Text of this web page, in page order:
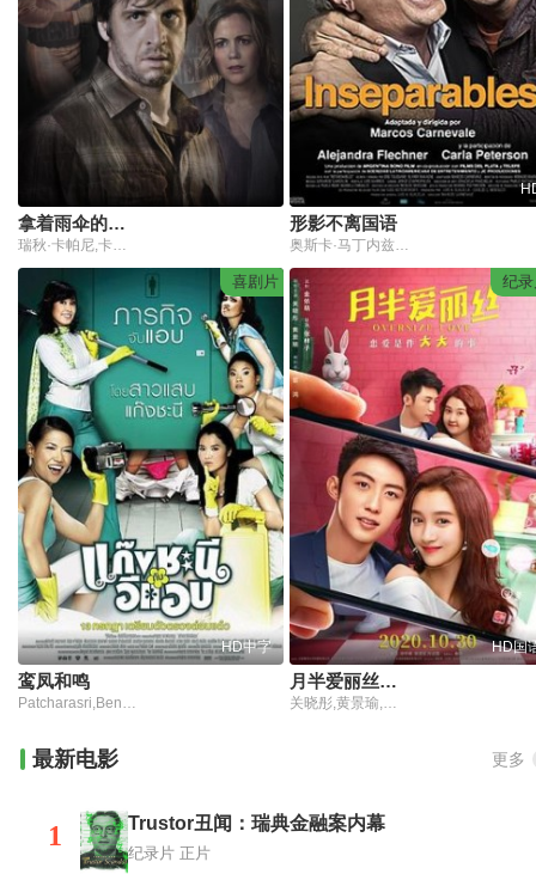
拿着雨伞的男人
瑞秋·卡帕尼,卡特·罗伊,阿比·科布,Rich Williams,Kevin Crowley
形影不离国语
奥斯卡·马丁内兹,罗德里戈·德拉·塞尔纳,亚历杭德拉·弗莱克纳,Franco Masini
喜剧片
HD中字
鸾凤和鸣
Patcharasri,Benjamas,Meesuk,Jaengmeesuk,Pimolwan,Suphayang,Kulnadda,Pachimsawat,Orpreeya,Hunsat
纪
HD国
月半爱丽丝独家纪录片
关晓彤,黄景瑜,官鸿,卢杉,潘一飞,昌隆,杨冬麒,范明,赵英俊,罗家英,嘉泽
最新电影 更多
1 Trustor丑闻：瑞典金融案内幕
纪录片 正片